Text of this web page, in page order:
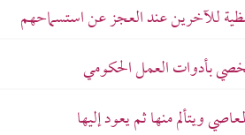
للآخرين عند العجز عن استسماحهم
بأدوات العمل الحكومي
ويتألم منها ثم يعود إليها